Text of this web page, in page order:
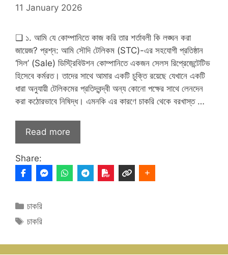
11 January 2026
❑ ১. আমি যে কোম্পানিতে কাজ করি তার শর্তাবলী কি লঙ্ঘন করা
জায়েজ? প্রশ্ন: আমি সৌদি টেলিকম (STC)-এর সহযোগী প্রতিষ্ঠান
‘সিল’ (Sale) ডিস্ট্রিবিউশন কোম্পানিতে একজন সেলস রিপ্রেজেন্টেটিভ
হিসেবে কর্মরত। তাদের সাথে আমার একটি চুক্তি রয়েছে যেখানে একটি
ধারা অনুযায়ী টেলিকমের প্রতিদ্বন্দ্বী অন্য কোনো পক্ষের সাথে লেনদেন
করা কঠোরভাবে নিষিদ্ধ। এমনকি এর কারণে চাকরি থেকে বরখাস্ত …
Read more
Share:
Categories
চাকরি
Tags
চাকরি